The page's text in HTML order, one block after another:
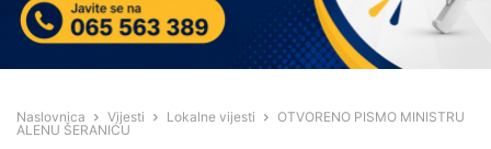
Naslovnica Vijesti Lokalne vijesti
OTVORENO PISMO MINISTRU
ALENU ŠERANIĆU